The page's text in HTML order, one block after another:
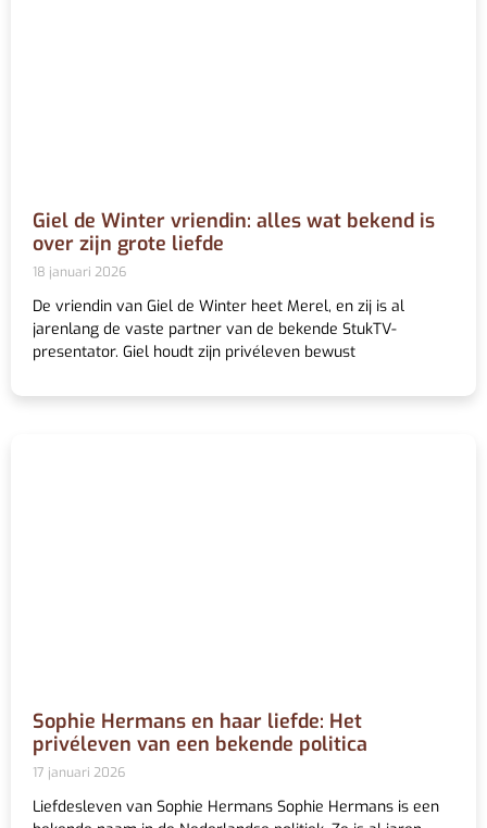
Giel de Winter vriendin: alles wat bekend is
over zijn grote liefde
18 januari 2026
De vriendin van Giel de Winter heet Merel, en zij is al
jarenlang de vaste partner van de bekende StukTV-
presentator. Giel houdt zijn privéleven bewust
Sophie Hermans en haar liefde: Het
privéleven van een bekende politica
17 januari 2026
Liefdesleven van Sophie Hermans Sophie Hermans is een